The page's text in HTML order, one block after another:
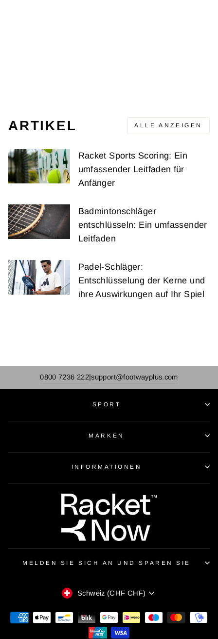
ARTIKEL ALLE ANZEIGEN
Racket Sports Scoring: Ein
umfassender Leitfaden für
Anfänger
Badmintonschläger
entschlüsseln: Ein umfassender
Leitfaden
Padel-Schläger:
Entschlüsselung der Kerne und
ihre Auswirkungen auf Ihr Spiel
0800 7236 222|support@footwayplus.com
SPORT
MARKEN
INFORMATIONEN
MELDEN SIE SICH AN UND SPAREN SIE
WÄHRUNG
Schweiz (CHF CHF)